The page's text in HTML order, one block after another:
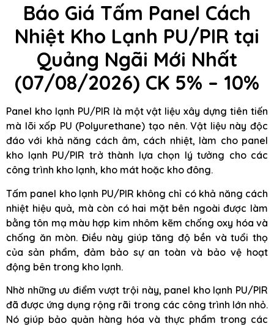
Báo Giá Tấm Panel Cách
Nhiệt Kho Lạnh PU/PIR tại
Quảng Ngãi Mới Nhất
(07/08/2026) CK 5% – 10%
Panel kho lạnh PU/PIR là một vật liệu xây dựng tiên tiến
mà lõi xốp PU (Polyurethane) tạo nên. Vật liệu này độc
đáo với khả năng cách âm, cách nhiệt, làm cho panel
kho lạnh PU/PIR trở thành lựa chọn lý tưởng cho các
công trình kho lạnh, kho mát hoặc kho đông.
Tấm panel kho lạnh PU/PIR không chỉ có khả năng cách
nhiệt hiệu quả, mà còn có hai mặt bên ngoài được làm
bằng tôn mạ màu hợp kim nhôm kẽm chống oxy hóa và
chống ăn mòn. Điều này giúp tăng độ bền và tuổi thọ
của sản phẩm, đảm bảo sự an toàn và bảo vệ hoạt
động bên trong kho lạnh.
Nhờ những ưu điểm vượt trội này, panel kho lạnh PU/PIR
đã được ứng dụng rộng rãi trong các công trình lớn nhỏ.
Nó giúp bảo quản hàng hóa và thực phẩm trong các